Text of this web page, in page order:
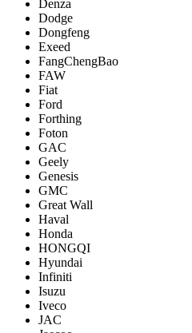
Denza
Dodge
Dongfeng
Exeed
FangChengBao
FAW
Fiat
Ford
Forthing
Foton
GAC
Geely
Genesis
GMC
Great Wall
Haval
Honda
HONGQI
Hyundai
Infiniti
Isuzu
Iveco
JAC